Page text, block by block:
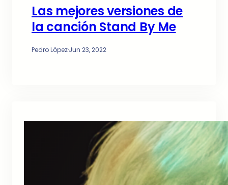
Las mejores versiones de
la canción Stand By Me
Pedro López·Jun 23, 2022